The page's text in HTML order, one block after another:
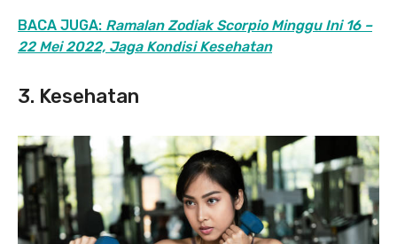
BACA JUGA: Ramalan Zodiak Scorpio Minggu Ini 16 –
22 Mei 2022, Jaga Kondisi Kesehatan
3. Kesehatan